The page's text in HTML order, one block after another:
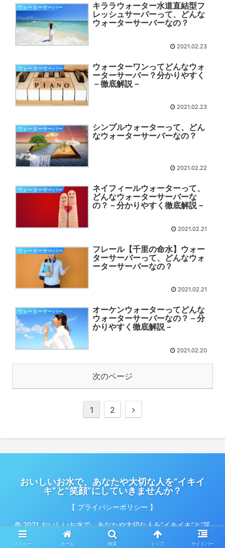
ウォーターサーバー
キララウォーター水道直結型フ
レッシュサーバーって、どんな
ウォーターサーバーなの？
2021.02.23
ウォーターサーバー
ウォーターワンってどんなウォ
ーターサーバー？分かりやすく
－徹底解説－
2021.02.23
ウォーターサーバー
シンプルウォーターって、どん
なウォーターサーバーなの？
2021.02.22
ウォーターサーバー
ネイフィールウォーターって、
どんなウォーターサーバーな
の？－分かりやすく徹底解説－
2021.02.21
ウォーターサーバー
フレール【千里の命水】ウォー
ターサーバーって、どんなウォ
ーターサーバーなの？
2021.02.21
ウォーターサーバー
オーケンウォーターってどんな
ウォーターサーバーなの？－分
かりやすく徹底解説－
2021.02.20
次のページ
1 2
おいしいお水で、あなたや大切な人を”イキイ
キ”と”笑顔”にしていきませんか？
【 プライバシーポリシー 】
© 2021 おいしいお水で、あなたや大切な人を”イキイキ”と”笑
顔”にしていきませんか？.
メニュー ホーム 検索 トップ サイドバー